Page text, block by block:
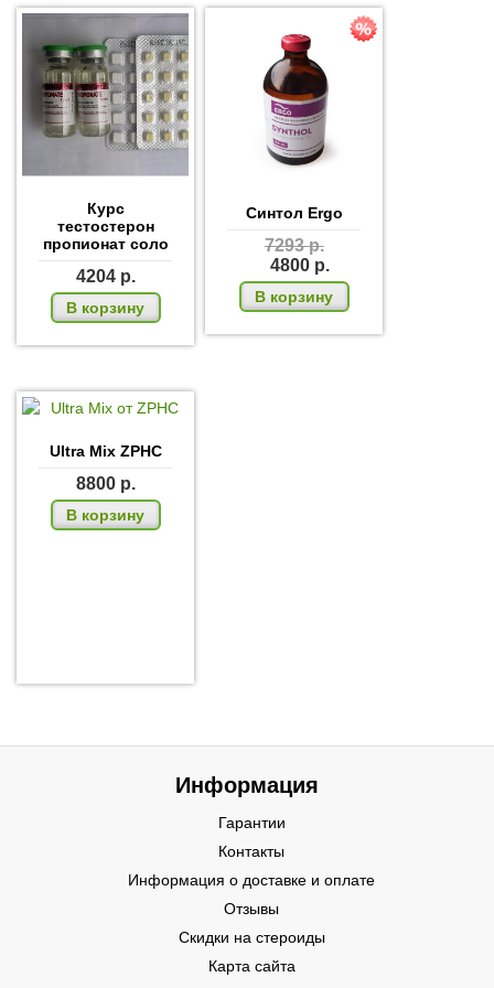
Курс
тестостерон
пропионат соло
4204 р.
В корзину
Синтол Ergo
7293р.
4800 р.
В корзину
Ultra Mix ZPHC
8800 р.
В корзину
Информация
Гарантии
Контакты
Информация о доставке и оплате
Отзывы
Скидки на стероиды
Карта сайта